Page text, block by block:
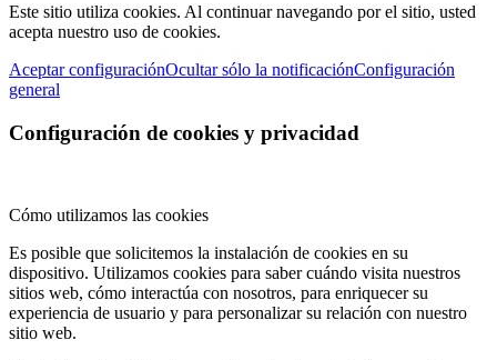
Este sitio utiliza cookies. Al continuar navegando por el sitio, usted
acepta nuestro uso de cookies.
Aceptar configuraciónOcultar sólo la notificaciónConfiguración
general
Configuración de cookies y privacidad
Cómo utilizamos las cookies
Es posible que solicitemos la instalación de cookies en su
dispositivo. Utilizamos cookies para saber cuándo visita nuestros
sitios web, cómo interactúa con nosotros, para enriquecer su
experiencia de usuario y para personalizar su relación con nuestro
sitio web.